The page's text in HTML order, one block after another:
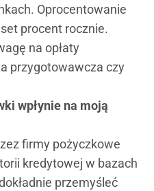
Oprocentowanie
procent rocznie.
na opłaty
przygotowawcza czy
wpłynie na moją
firmy pożyczkowe
kredytowej w bazach
przemyśleć